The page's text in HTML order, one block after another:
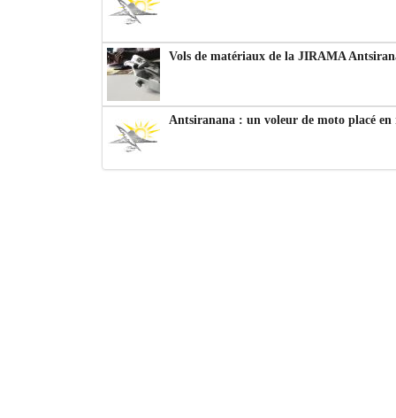
Vols de matériaux de la JIRAMA
Antsiranana : un voleur de moto placé en